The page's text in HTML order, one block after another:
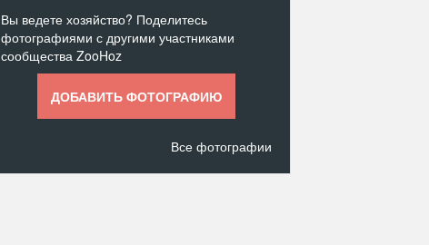
Вы ведете хозяйство? Поделитесь
фотографиями с другими участниками
сообщества ZooHoz
ДОБАВИТЬ ФОТОГРАФИЮ
Все фотографии